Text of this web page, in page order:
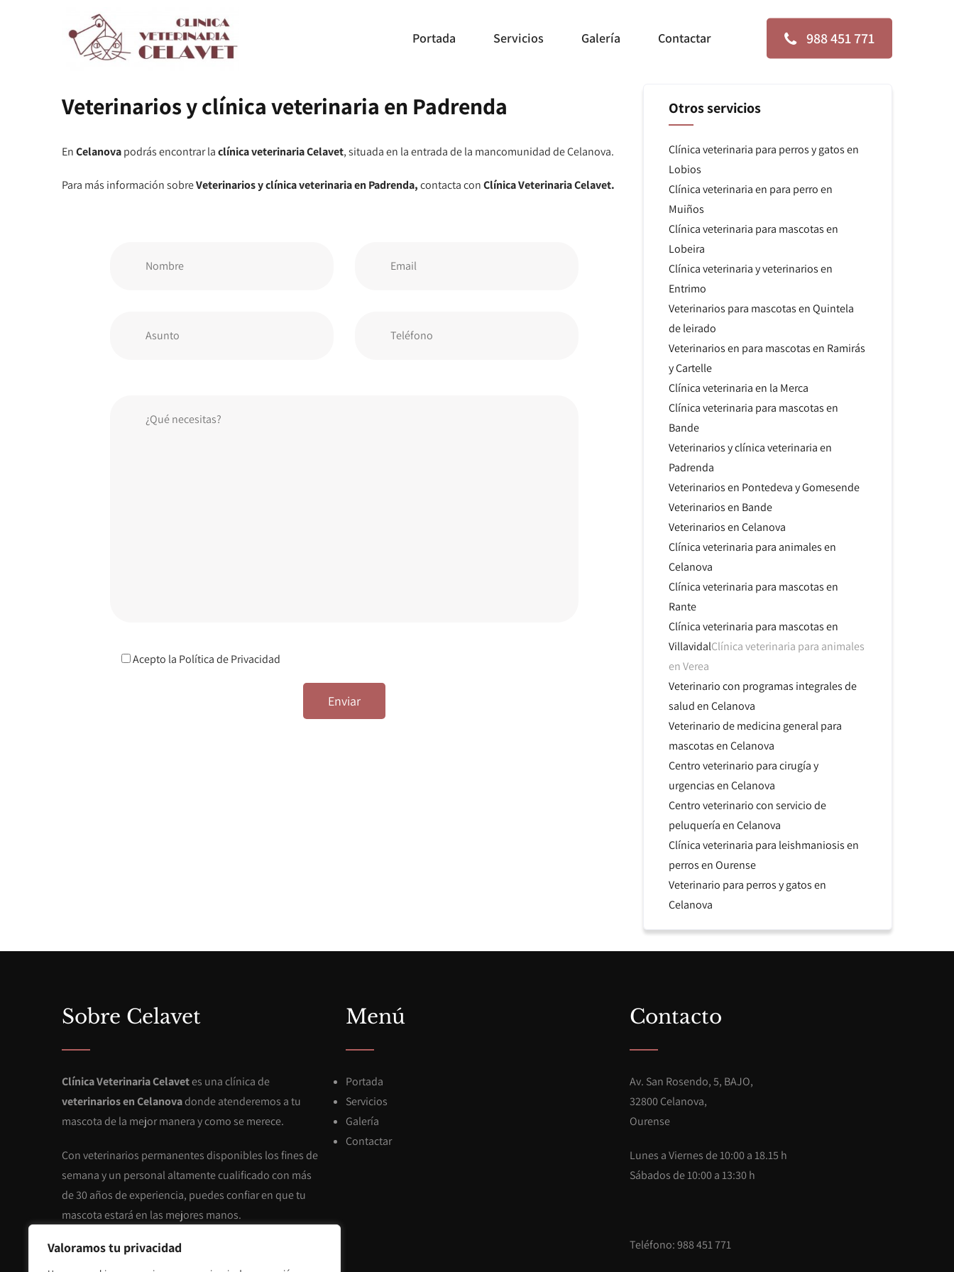
Valoramos tu privacidad
988 451 771
Portada Servicios Galería Contactar
Veterinarios y clínica veterinaria en Padrenda
EnCelanovapodrás encontrar laclínica veterinaria Celavet, situada en la entrada de la mancomunidad de Celanova.
Para más información sobreVeterinarios y clínica veterinaria en Padrenda,contacta conClínica Veterinaria Celavet.
Acepto la Política de Privacidad
Otros servicios
Clínica veterinaria para perros y gatos en
Lobios
Clínica veterinaria en para perro en
Muiños
Clínica veterinaria para mascotas en
Lobeira
Clínica veterinaria y veterinarios en
Entrimo
Veterinarios para mascotas en Quintela
de leirado
Veterinarios en para mascotas en Ramirás
y Cartelle
Clínica veterinaria en la Merca
Clínica veterinaria para mascotas en
Bande
Veterinarios y clínica veterinaria en
Padrenda
Veterinarios en Pontedeva y Gomesende
Veterinarios en Bande
Veterinarios en Celanova
Clínica veterinaria para animales en
Celanova
Clínica veterinaria para mascotas en
Rante
Clínica veterinaria para mascotas en
VillavidalClínica veterinaria para animales
en Verea
Veterinario con programas integrales de
salud en Celanova
Veterinario de medicina general para
mascotas en Celanova
Centro veterinario para cirugía y
urgencias en Celanova
Centro veterinario con servicio de
peluquería en Celanova
Clínica veterinaria para leishmaniosis en
perros en Ourense
Veterinario para perros y gatos en
Celanova
Sobre Celavet
Clínica Veterinaria Celavetes una clínica de
veterinarios en Celanovadonde atenderemos a tu
mascota de la mejor manera y como se merece.
Con veterinarios permanentes disponibles los fines de
semana y un personal altamente cualificado con más
de 30 años de experiencia, puedes confiar en que tu
mascota estará en las mejores manos.
Menú
Portada
Servicios
Galería
Contactar
Contacto
Av. San Rosendo, 5, BAJO,
32800 Celanova,
Ourense
Lunes a Viernes de 10:00 a 18.15 h
Sábados de 10:00 a 13:30 h
Teléfono: 988 451 771